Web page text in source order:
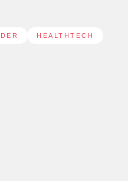
HEALTHTECH